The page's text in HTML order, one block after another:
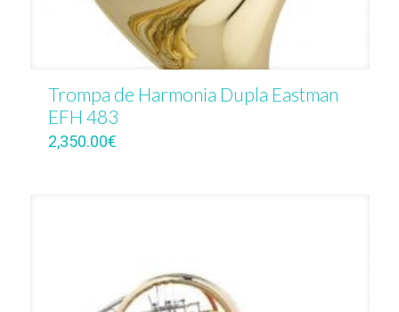
Trompa de Harmonia Dupla Eastman
EFH 483
2,350.00€